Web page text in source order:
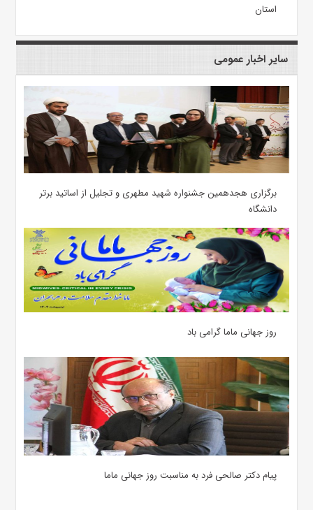
استان
سایر اخبار عمومی
برگزاری هجدهمین جشنواره شهید مطهری و تجلیل از اساتید برتر
دانشگاه
روز جهانی ماما گرامی باد
پیام دکتر صالحی فرد به مناسبت روز جهانی ماما